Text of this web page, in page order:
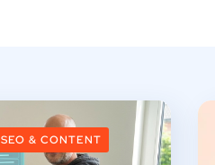
SEO & CONTENT